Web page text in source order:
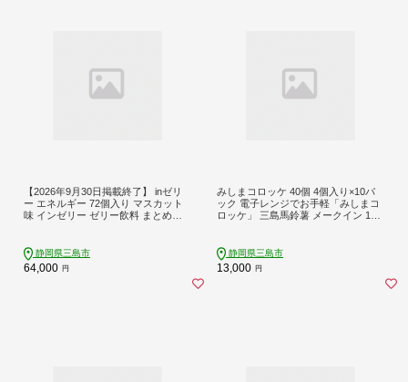
【2026年9月30日掲載終了】 inゼリ
ー エネルギー 72個入り マスカット
味 インゼリー ゼリー飲料 まとめ買
飲むゼリー ビタミンC 小腹 栄養補助
食品 非常食 おやつ 糖質 カロリー 手
軽 簡単 常温保存 三島市 静岡県
静岡県三島市
64,000 円
みしまコロッケ 40個 4個入り×10パ
ック 電子レンジでお手軽「みしまコ
ロッケ」 三島馬鈴薯 メークイン 10
西麓 揚げ物 冷凍コロッケ 人気 名物
特産品 郷土料理 ふるさと納税 お取
り寄せ 冷凍保存 レンジ調理 三島コ
静岡県三島市
13,000 円